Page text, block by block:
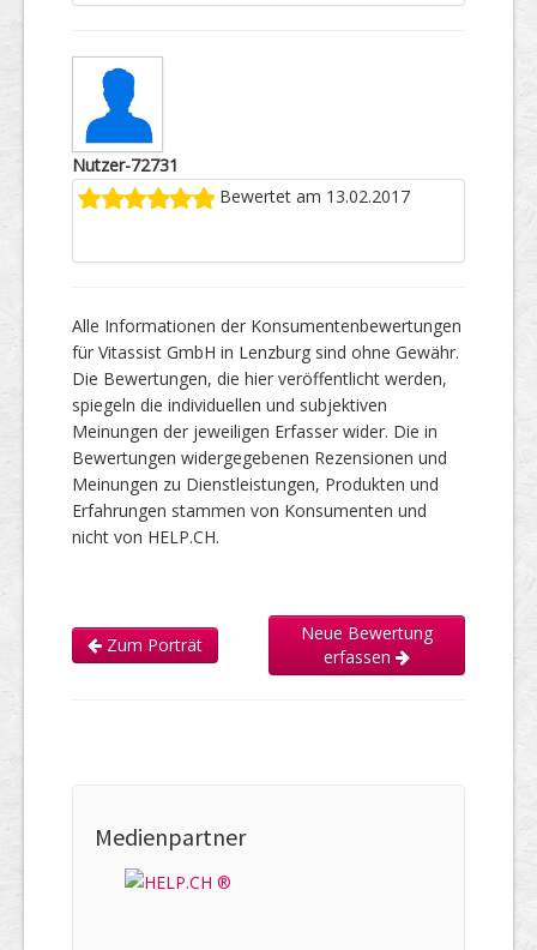
Nutzer-72731
Bewertet am 13.02.2017
Alle Informationen der Konsumentenbewertungen
für Vitassist GmbH in Lenzburg sind ohne Gewähr.
Die Bewertungen, die hier veröffentlicht werden,
spiegeln die individuellen und subjektiven
Meinungen der jeweiligen Erfasser wider. Die in
Bewertungen widergegebenen Rezensionen und
Meinungen zu Dienstleistungen, Produkten und
Erfahrungen stammen von Konsumenten und
nicht von HELP.CH.
Zum Porträt
Neue Bewertung
erfassen
Medienpartner